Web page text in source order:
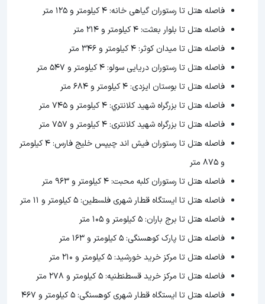
فاصله هتل تا رستوران گیاهی خانه: ۴ کیلومتر و ۱۲۵ متر
فاصله هتل تا بلوار بعثت: ۴ کیلومتر و ۲۱۴ متر
فاصله هتل تا ميدان كوثر: ۴ کیلومتر و ۳۴۶ متر
فاصله هتل تا رستوران دریایی سولو: ۴ کیلومتر و ۵۴۷ متر
فاصله هتل تا بوستان ایزدی: ۴ کیلومتر و ۶۸۴ متر
فاصله هتل تا بزرگراه شهيد كلانتري: ۴ کیلومتر و ۷۴۵ متر
فاصله هتل تا بزرگراه شهید کلانتری: ۴ کیلومتر و ۷۵۷ متر
فاصله هتل تا رستوران فیش اند چیپس خلیج فارس: ۴ کیلومتر
و ۸۷۵ متر
فاصله هتل تا رستوران کلبه محبت: ۴ کیلومتر و ۹۶۳ متر
فاصله هتل تا ایستگاه قطار شهری فلسطین: ۵ کیلومتر و ۱۱ متر
فاصله هتل تا برج باران: ۵ کیلومتر و ۱۰۵ متر
فاصله هتل تا پارک کوهسنگی: ۵ کیلومتر و ۱۶۳ متر
فاصله هتل تا مرکز خرید خورشید: ۵ کیلومتر و ۲۱۰ متر
فاصله هتل تا مركز خريد قسطنطنیه: ۵ کیلومتر و ۲۷۸ متر
فاصله هتل تا ایستگاه قطار شهری کوهسنگی: ۵ کیلومتر و ۴۶۷